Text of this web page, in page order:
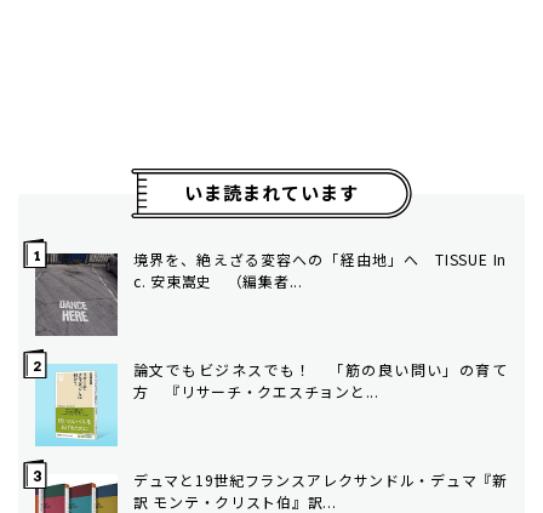
いま読まれています
境界を、絶えざる変容への「経由地」へ TISSUE In
c. 安東嵩史 （編集者...
論文でもビジネスでも！ 「筋の良い問い」の育て
方 ――『リサーチ・クエスチョンと...
デュマと19世紀フランス――アレクサンドル・デュマ『新
訳 モンテ・クリスト伯』訳...